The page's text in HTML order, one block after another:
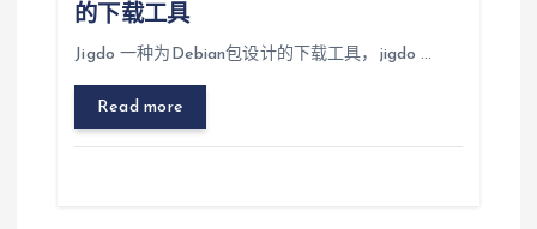
的下载工具
Jigdo 一种为Debian包设计的下载工具，jigdo …
Read more